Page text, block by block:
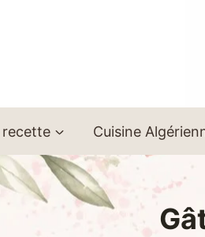
recette Cuisine